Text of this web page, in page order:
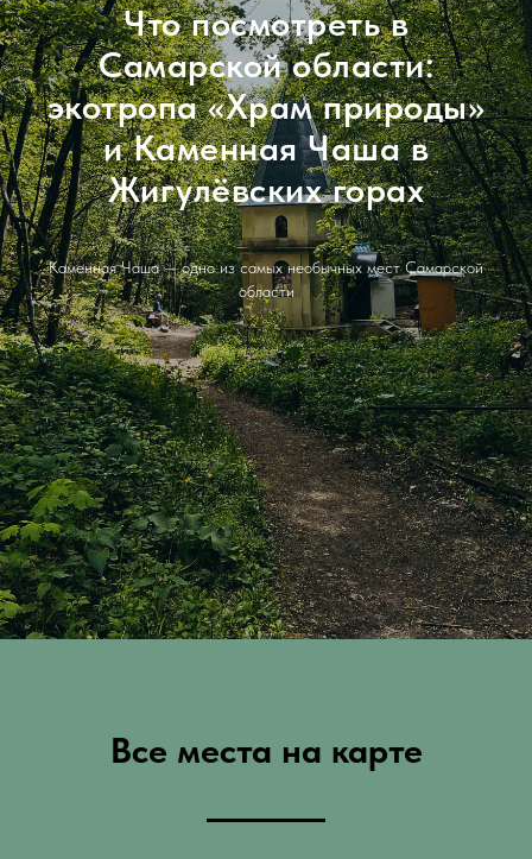
Что посмотреть в
Самарской области:
экотропа «Храм природы»
и Каменная Чаша в
Жигулёвских горах
Каменная Чаша — одно из самых необычных мест Самарской
области
Все места на карте